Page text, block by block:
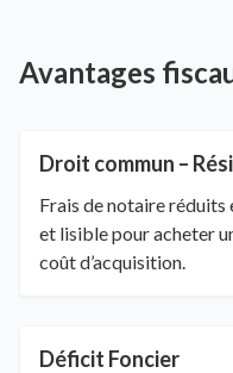
Avantages
Droit commun –
Frais de notaire réduits
et lisible pour acheter
coût d’acquisition.
Déficit Foncier